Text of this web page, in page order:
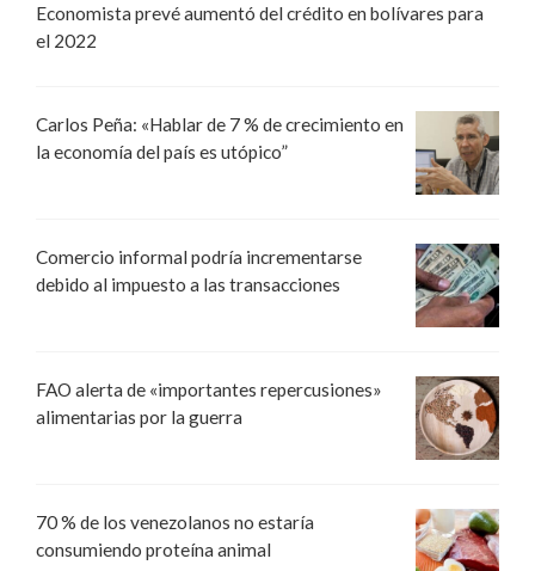
Economista prevé aumentó del crédito en bolívares para
el 2022
Carlos Peña: «Hablar de 7 % de crecimiento en
la economía del país es utópico”
Comercio informal podría incrementarse
debido al impuesto a las transacciones
FAO alerta de «importantes repercusiones»
alimentarias por la guerra
70 % de los venezolanos no estaría
consumiendo proteína animal